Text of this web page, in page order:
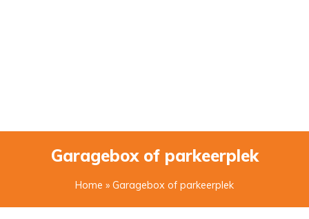
Garagebox of parkeerplek
Home » Garagebox of parkeerplek